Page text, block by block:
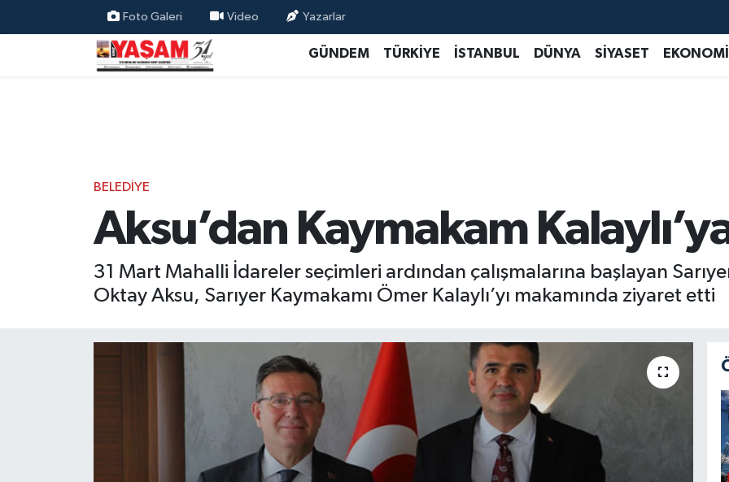
Foto Galeri Video Yazarlar
GÜNDEM TÜRKİYE İSTANBUL DÜNYA SİYASET EKONOMİ
BELEDİYE
Aksu’dan Kaymakam
31 Mart Mahalli İdareler seçimleri ardından çalışmalarına başlayan
Oktay Aksu, Sarıyer Kaymakamı Ömer Kalaylı’yı makamında ziyaret etti